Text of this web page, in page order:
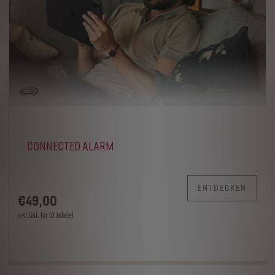
CONNECTED ALARM
€49,00
inkl. Ust. für 10 Jahr(e)
ENTDECKEN